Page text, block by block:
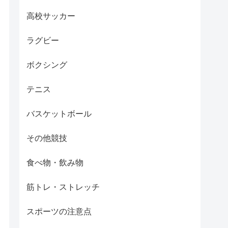
高校サッカー
ラグビー
ボクシング
テニス
バスケットボール
その他競技
食べ物・飲み物
筋トレ・ストレッチ
スポーツの注意点